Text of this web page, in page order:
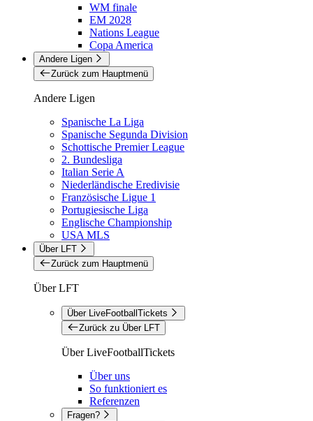
WM finale
EM 2028
Nations League
Copa America
Andere Ligen
Zurück zum Hauptmenü
Andere Ligen
Spanische La Liga
Spanische Segunda Division
Schottische Premier League
2. Bundesliga
Italian Serie A
Niederländische Eredivisie
Französische Ligue 1
Portugiesische Liga
Englische Championship
USA MLS
Über LFT
Zurück zum Hauptmenü
Über LFT
Über LiveFootballTickets
Zurück zu Über LFT
Über LiveFootballTickets
Über uns
So funktioniert es
Referenzen
Fragen?